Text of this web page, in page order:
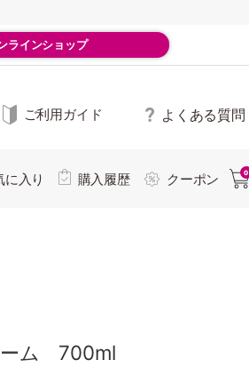
ラインショップ
ご利用ガイド よくある質問
に入り 購入履歴 クーポン 0
ーム 700ml